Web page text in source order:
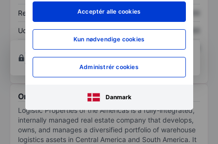
Acceptér alle cookies
Kun nødvendige cookies
Administrér cookies
Danmark
Resultat pr. aktie (EPS) XXXXXXX
Udbytte pr. aktie XXXXXXX XXXXXXX
Afkast af egenkapital XXXXXXX XXXXXXX
Opret konto
og analyse værktøjer.
Om Logistic Properties of the Americas
Logistic Properties of the Americas is a fully-integrated,
internally managed real estate company that develops,
owns, and manages a diversified portfolio of warehouse
logistics assets in Central America and South America. It